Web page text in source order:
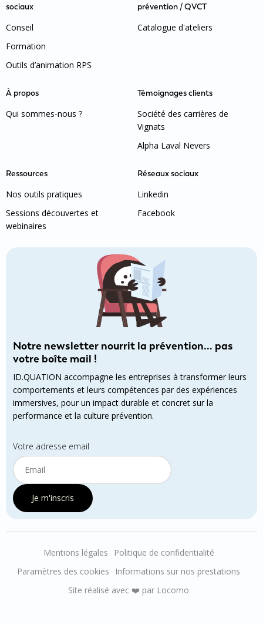
sociaux
Conseil
Formation
Outils d’animation RPS
prévention / QVCT
Catalogue d'ateliers
À propos
Qui sommes-nous ?
Témoignages clients
Société des carrières de
Vignats
Alpha Laval Nevers
Ressources
Nos outils pratiques
Sessions découvertes et
webinaires
Réseaux sociaux
Linkedin
Facebook
Notre newsletter nourrit la prévention… pas
votre boîte mail !
ID.QUATION accompagne les entreprises à transformer leurs
comportements et leurs compétences par des expériences
immersives, pour un impact durable et concret sur la
performance et la culture prévention.
Votre adresse email
Je m'inscris
Mentions légales
Politique de confidentialité
Paramètres des cookies
Informations sur nos prestations
Site réalisé avec ❤️ par Locomo